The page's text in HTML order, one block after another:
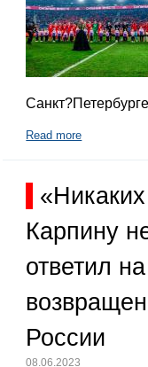
Read more
Карпину
ответил
России
08.06.2023